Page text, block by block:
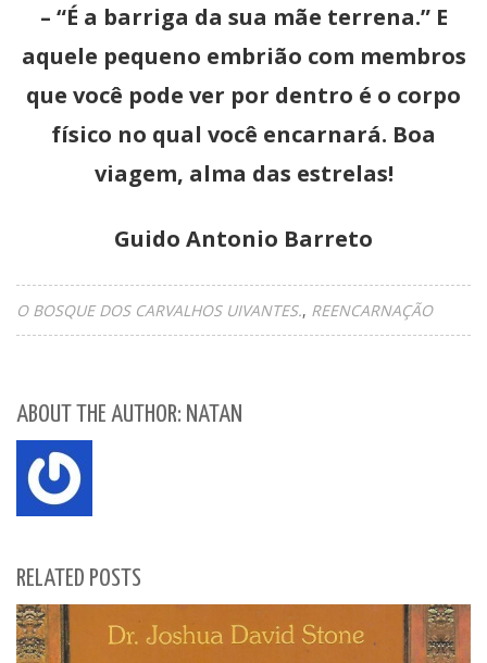
– “É a barriga da sua mãe terrena.” E
aquele pequeno embrião com membros
que você pode ver por dentro é o corpo
físico no qual você encarnará. Boa
viagem, alma das estrelas!
Guido Antonio Barreto
O BOSQUE DOS CARVALHOS UIVANTES. REENCARNAÇÃO
ABOUT THE AUTHOR: NATAN
RELATED POSTS